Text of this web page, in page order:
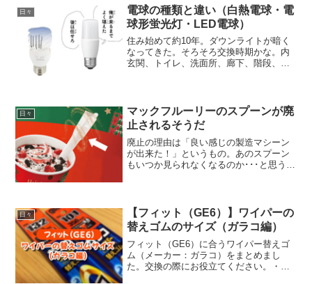
うになったさ再...
日々
電球の種類と違い（白熱電球・電
球形蛍光灯・LED電球）
住み始めて約10年。ダウンライトが暗く
なってきた。そろそろ交換時期かな。内
玄関、トイレ、洗面所、廊下、階段、あ
なるまで時間が掛かる...
日々
マックフルーリーのスプーンが廃
止されるそうだ
廃止の理由は「良い感じの製造マシーン
が出来た！」というもの。あのスプーン
もいつか見られなくなるのか･･･と思うと
か。＜マックフルーリ...
日々
【フィット（GE6）】ワイパーの
替えゴムのサイズ（ガラコ編）
フィット（GE6）に合うワイパー替えゴ
ム（メーカー：ガラコ）をまとめまし
た。交換の際にお役立てください。・フ